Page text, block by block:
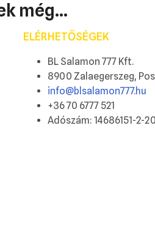
még...
ELÉRHETŐSÉGEK
BL Salamon 777 Kft.
8900 Zalaegerszeg,
info@blsalamon777.hu
+36 70 6777 521
Adószám: 14686151-2-20